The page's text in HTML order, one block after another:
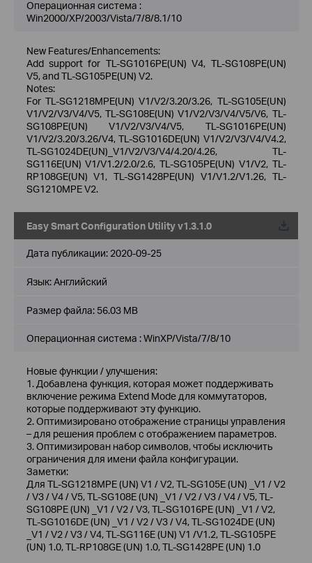
Операционная система :
Win2000/XP/2003/Vista/7/8/8.1/10
New Features/Enhancements:
Add support for TL-SG1016PE(UN) V4, TL-SG108PE(UN)
V5, and TL-SG105PE(UN) V2.
Notes:
For TL-SG1218MPE(UN) V1/V2/3.20/3.26, TL-SG105E(UN)
V1/V2/V3/V4/V5, TL-SG108E(UN) V1/V2/V3/V4/V5/V6, TL-
SG108PE(UN) V1/V2/V3/V4/V5, TL-SG1016PE(UN)
V1/V2/3.20/3.26/V4, TL-SG1016DE(UN) V1/V2/V3/V4/V4.2,
TL-SG1024DE(UN)_V1/V2/V3/V4/4.20/4.26, TL-
SG116E(UN) V1/V1.2/2.0/2.6, TL-SG105PE(UN) V1/V2, TL-
RP108GE(UN) V1, TL-SG1428PE(UN) V1/V1.2/V1.26, TL-
SG1210MPE V2.
Easy Smart Configuration Utility v1.3.1.0
Дата публикации: 2020-09-25
Язык:Английский
Размер файла: 56.03 MB
Операционная система : WinXP/Vista/7/8/10
Новые функции / улучшения:
1. Добавлена функция, которая может поддерживать
включение режима Extend Mode для коммутаторов,
которые поддерживают эту функцию.
2. Оптимизировано отображение страницы управления
– для решения проблем с отображением параметров.
3. Оптимизирован набор символов, чтобы исключить
ограничения для имени файла конфигурации.
Заметки:
Для TL-SG1218MPE (UN) V1 / V2, TL-SG105E (UN) _V1 / V2
/ V3 / V4 / V5, TL-SG108E (UN) _V1 / V2 / V3 / V4 / V5, TL-
SG108PE (UN) _V1 / V2 / V3, TL-SG1016PE (UN) _V1 / V2,
TL-SG1016DE (UN) _V1 / V2 / V3 / V4, TL-SG1024DE (UN)
_V1 / V2 / V3 / V4, TL-SG116E (UN) V1 /V1.2, TL-SG105PE
(UN) 1.0, TL-RP108GE (UN) 1.0, TL-SG1428PE (UN) 1.0